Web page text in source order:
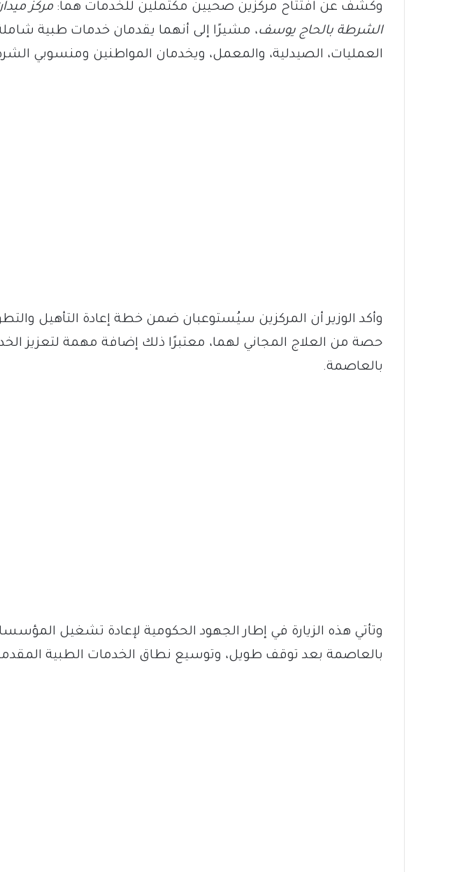
وكشف عن افتتاح مركزين صحيين مكتملين للخدمات هما: مركز
الشرطة بالحاج يوسف، مشيرًا إلى أنهما يقدمان خدمات طبية
العمليات، الصيدلية، والمعمل، ويخدمان المواطنين ومنسوبي
وأكد الوزير أن المركزين سيُستوعبان ضمن خطة إعادة التأهيل
حصة من العلاج المجاني لهما، معتبرًا ذلك إضافة مهمة لتعزيز
بالعاصمة.
وتأتي هذه الزيارة في إطار الجهود الحكومية لإعادة تشغيل
بالعاصمة بعد توقف طويل، وتوسيع نطاق الخدمات الطبية